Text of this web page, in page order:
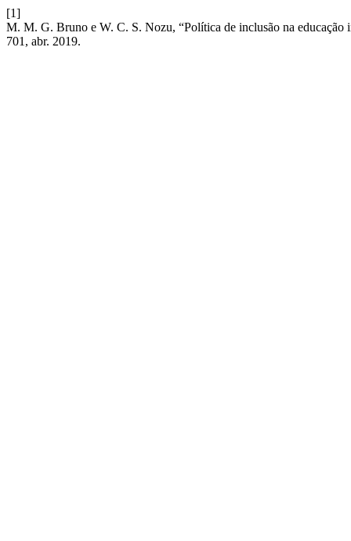
[1]
M. M. G. Bruno e W. C. S. Nozu, “Política de inclusão na educação
701, abr. 2019.